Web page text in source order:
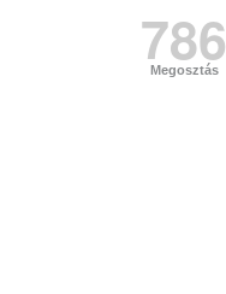
786
Megosztás